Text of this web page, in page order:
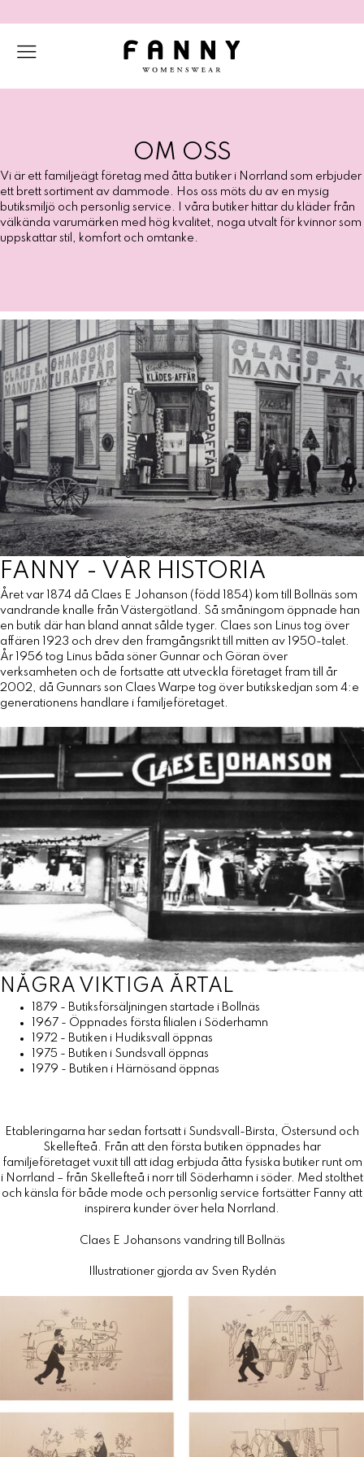
innehåll
OM OSS
Vi är ett familjeägt företag med åtta butiker i Norrland som erbjuder
ett brett sortiment av dammode. Hos oss möts du av en mysig
butiksmiljö och personlig service. I våra butiker hittar du kläder från
välkända varumärken med hög kvalitet, noga utvalt för kvinnor som
uppskattar stil, komfort och omtanke.
FANNY - VÅR HISTORIA
Året var 1874 då Claes E Johanson (född 1854) kom till Bollnäs som
vandrande knalle från Västergötland. Så småningom öppnade han
en butik där han bland annat sålde tyger. Claes son Linus tog över
affären 1923 och drev den framgångsrikt till mitten av 1950-talet.
År 1956 tog Linus båda söner Gunnar och Göran över
verksamheten och de fortsatte att utveckla företaget fram till år
2002, då Gunnars son Claes Warpe tog över butikskedjan som 4:e
generationens handlare i familjeföretaget.
NÅGRA VIKTIGA ÅRTAL
1879 - Butiksförsäljningen startade i Bollnäs
1967 - Öppnades första filialen i Söderhamn
1972 - Butiken i Hudiksvall öppnas
1975 - Butiken i Sundsvall öppnas
1979 - Butiken i Härnösand öppnas
Etableringarna har sedan fortsatt i Sundsvall-Birsta, Östersund och
Skellefteå. Från att den första butiken öppnades har
familjeföretaget vuxit till att idag erbjuda åtta fysiska butiker runt om
i Norrland – från Skellefteå i norr till Söderhamn i söder. Med stolthet
och känsla för både mode och personlig service fortsätter Fanny att
inspirera kunder över hela Norrland.
Claes E Johansons vandring till Bollnäs
Illustrationer gjorda av Sven Rydén